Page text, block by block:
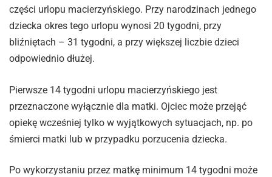
części urlopu macierzyńskiego. Przy narodzinach jednego
dziecka okres tego urlopu wynosi 20 tygodni, przy
bliźniętach – 31 tygodni, a przy większej liczbie dzieci
odpowiednio dłużej.
Pierwsze 14 tygodni urlopu macierzyńskiego jest
przeznaczone wyłącznie dla matki. Ojciec może przejąć
opiekę wcześniej tylko w wyjątkowych sytuacjach, np. po
śmierci matki lub w przypadku porzucenia dziecka.
Po wykorzystaniu przez matkę minimum 14 tygodni może